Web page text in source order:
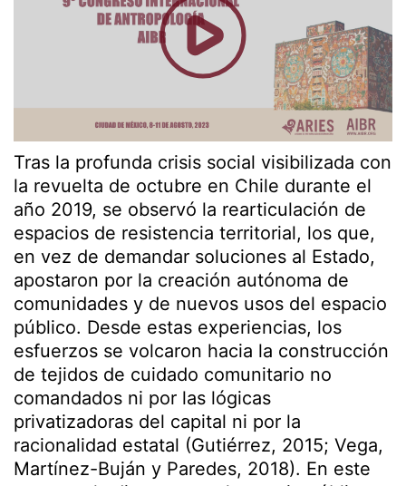
Tras la profunda crisis social visibilizada con
la revuelta de octubre en Chile durante el
año 2019, se observó la rearticulación de
espacios de resistencia territorial, los que,
en vez de demandar soluciones al Estado,
apostaron por la creación autónoma de
comunidades y de nuevos usos del espacio
público. Desde estas experiencias, los
esfuerzos se volcaron hacia la construcción
de tejidos de cuidado comunitario no
comandados ni por las lógicas
privatizadoras del capital ni por la
racionalidad estatal (Gutiérrez, 2015; Vega,
Martínez-Buján y Paredes, 2018). En este